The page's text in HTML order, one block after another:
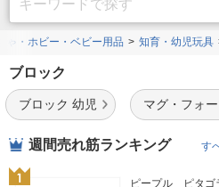
ゃ・ホビー・ベビー用品 知育・幼児玩具
ブロック
ブロック 幼児 マグ・フォ
週間売れ筋ランキング す
ピープル ピタゴ